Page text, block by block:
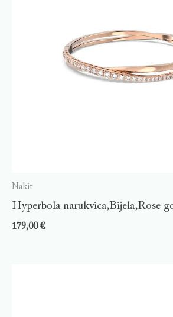
Nakit
Hyperbola narukvica,Bijela,Rose
179,00€